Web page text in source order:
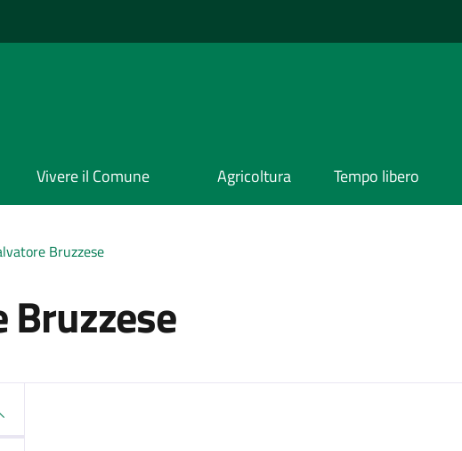
Vivere il Comune Agricoltura Tempo libero
Bruzzese